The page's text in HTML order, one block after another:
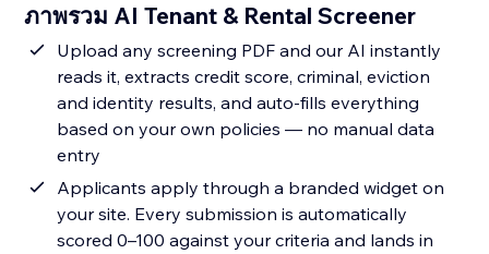
ภาพรวม AI Tenant & Rental Screener
Upload any screening PDF and our AI instantly
reads it, extracts credit score, criminal, eviction
and identity results, and auto-fills everything
based on your own policies — no manual data
entry
Applicants apply through a branded widget on
your site. Every submission is automatically
scored 0–100 against your criteria and lands in